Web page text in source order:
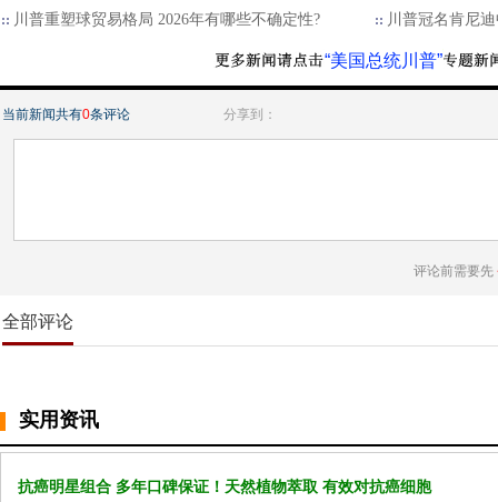
川普重塑球贸易格局 2026年有哪些不确定性?
川普冠名肯尼
“美国总统川普”
当前新闻共有0条评论 分享到：
评论前需要先
全部评论
实用资讯
抗癌明星组合 多年口碑保证！天然植物萃取 有效对抗癌细胞